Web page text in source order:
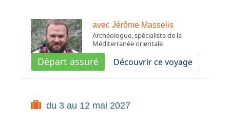
avec Jérôme Masselis
Archéologue, spécialiste de la
Méditerranée orientale
Départ assuré Découvrir ce voyage
du 3 au 12 mai 2027